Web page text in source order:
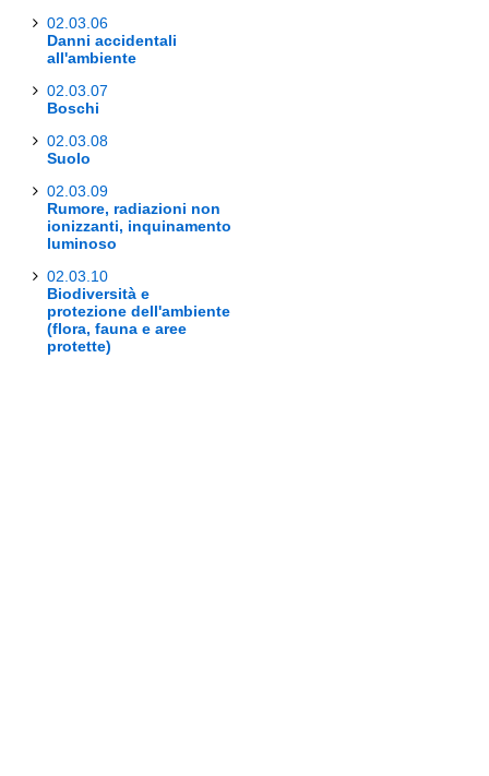
02.03.06
Danni accidentali
all'ambiente
02.03.07
Boschi
02.03.08
Suolo
02.03.09
Rumore, radiazioni non
ionizzanti, inquinamento
luminoso
02.03.10
Biodiversità e
protezione dell'ambiente
(flora, fauna e aree
protette)